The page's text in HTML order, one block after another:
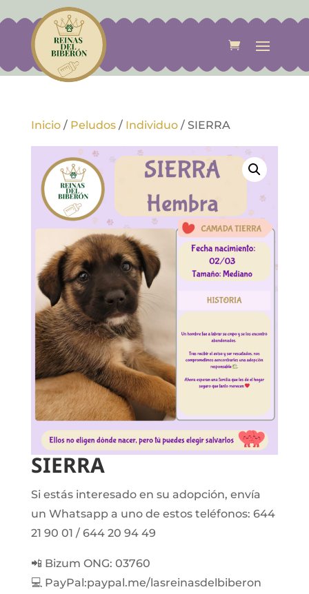
Inicio/ Peludos/ Individuo/ SIERRA
SIERRA
Si estás interesado en su adopción, envía
un Whatsapp a uno de estos teléfonos: 644
21 90 01 / 644 20 94 49
📲 Bizum ONG: 03760
💻 PayPal:paypal.me/lasreinasdelbiberon